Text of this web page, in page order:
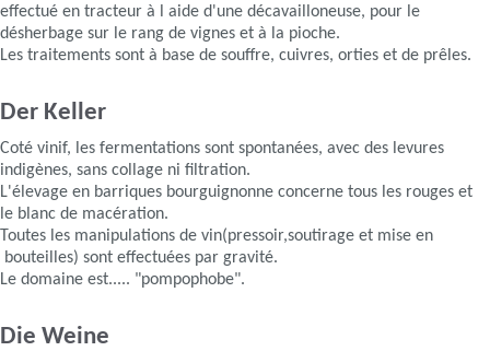
effectué en tracteur à l aide d'une décavailloneuse, pour le
désherbage sur le rang de vignes et à la pioche.
Les traitements sont à base de souffre, cuivres, orties et de prêles.
Der Keller
Coté vinif, les fermentations sont spontanées, avec des levures
indigènes, sans collage ni filtration.
L'élevage en barriques bourguignonne concerne tous les rouges et
le blanc de macération.
Toutes les manipulations de vin(pressoir,soutirage et mise en
bouteilles) sont effectuées par gravité.
Le domaine est..... "pompophobe".
Die Weine